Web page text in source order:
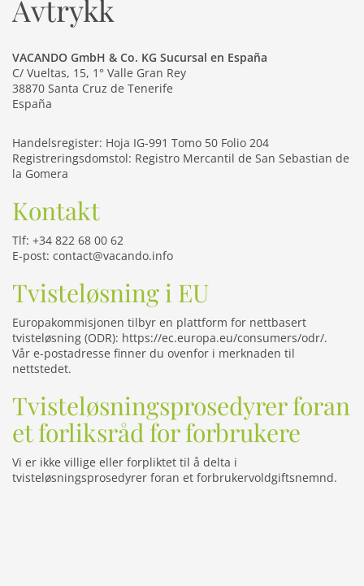
Avtrykk
VACANDO GmbH & Co. KG Sucursal en España
C/ Vueltas, 15, 1° Valle Gran Rey
38870 Santa Cruz de Tenerife
España
Handelsregister: Hoja IG-991 Tomo 50 Folio 204
Registreringsdomstol: Registro Mercantil de San Sebastian de
la Gomera
Kontakt
Tlf: +34 822 68 00 62
E-post: contact@vacando.info
Tvisteløsning i EU
Europakommisjonen tilbyr en plattform for nettbasert
tvisteløsning (ODR): https://ec.europa.eu/consumers/odr/.
Vår e-postadresse finner du ovenfor i merknaden til
nettstedet.
Tvisteløsningsprosedyrer foran
et forliksråd for forbrukere
Vi er ikke villige eller forpliktet til å delta i
tvisteløsningsprosedyrer foran et forbrukervoldgiftsnemnd.